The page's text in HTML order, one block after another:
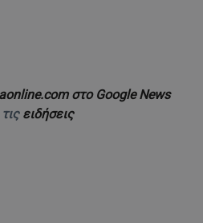
στο Google News
ειδήσεις